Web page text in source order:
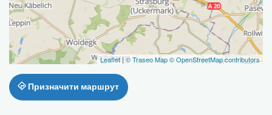
Leaflet|© Traseo Map© OpenStreetMap contributors
Призначити маршрут